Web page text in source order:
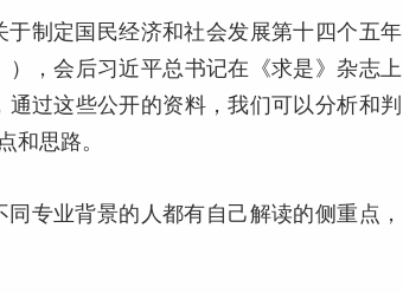
制定国民经济和社会发展第十四个五年
，会后习近平总书记在《求是》杂志上
过这些公开的资料，我们可以分析和判
和思路。
专业背景的人都有自己解读的侧重点，